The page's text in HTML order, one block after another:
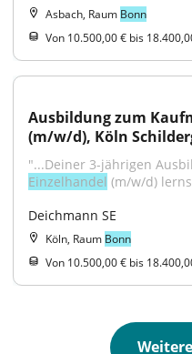
Asbach, Raum Bonn
Von 10.500,00 € bis
Ausbildung zum
(m/w/d), Köln
Einzelhandel (m/w/d)
Deichmann SE
Köln, Raum Bonn
Von 10.500,00 € bis